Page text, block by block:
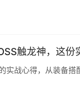
触龙神，这份
实战心得，从装备搭